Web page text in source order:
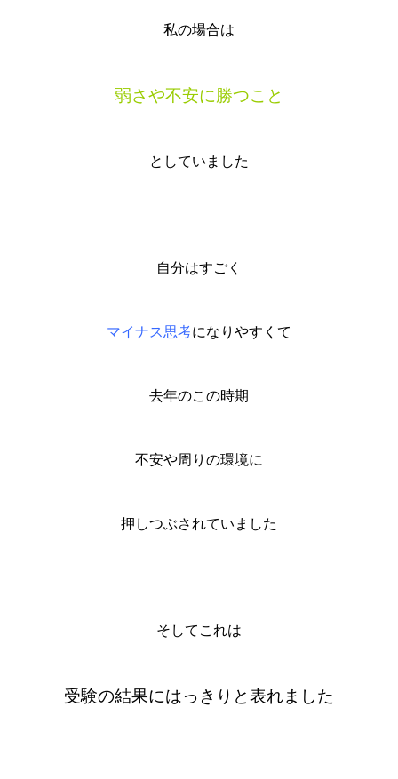
私の場合は
弱さや不安に勝つこと
としていました
自分はすごく
マイナス思考になりやすくて
去年のこの時期
不安や周りの環境に
押しつぶされていました
そしてこれは
受験の結果にはっきりと表れました